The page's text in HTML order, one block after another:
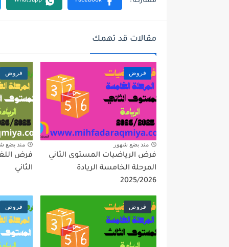
مقالات قد تهمك
فروض
منذ بضع شهور
فرض الرياضيات المستوى الثاني
المرحلة الخامسة الريادة
2025/2026
فروض
منذ بضع
فرض
الثاني
فروض فروض